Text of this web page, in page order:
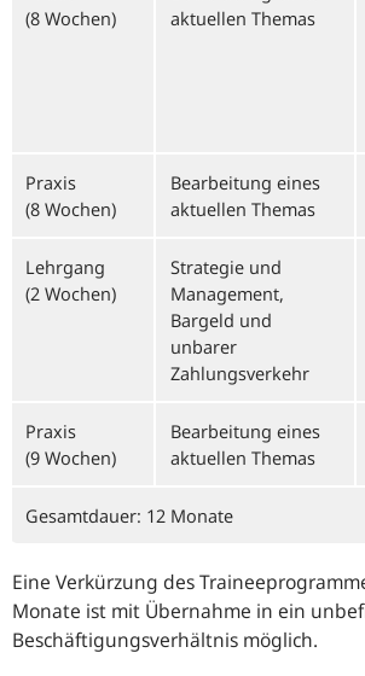
(8 Wochen)
aktuellen Themas
Praxis
(8 Wochen)
Bearbeitung eines
aktuellen Themas
Lehrgang
(2 Wochen)
Strategie und
Management,
Bargeld und
unbarer
Zahlungsverkehr
Praxis
(9 Wochen)
Bearbeitung eines
aktuellen Themas
Gesamtdauer: 12 Monate
Eine Verkürzung des
Monate ist mit Übernahme in ein
Beschäftigungsverhältnis möglich.